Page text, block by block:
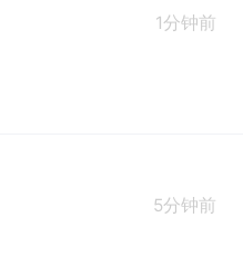
1分钟前
5分钟前